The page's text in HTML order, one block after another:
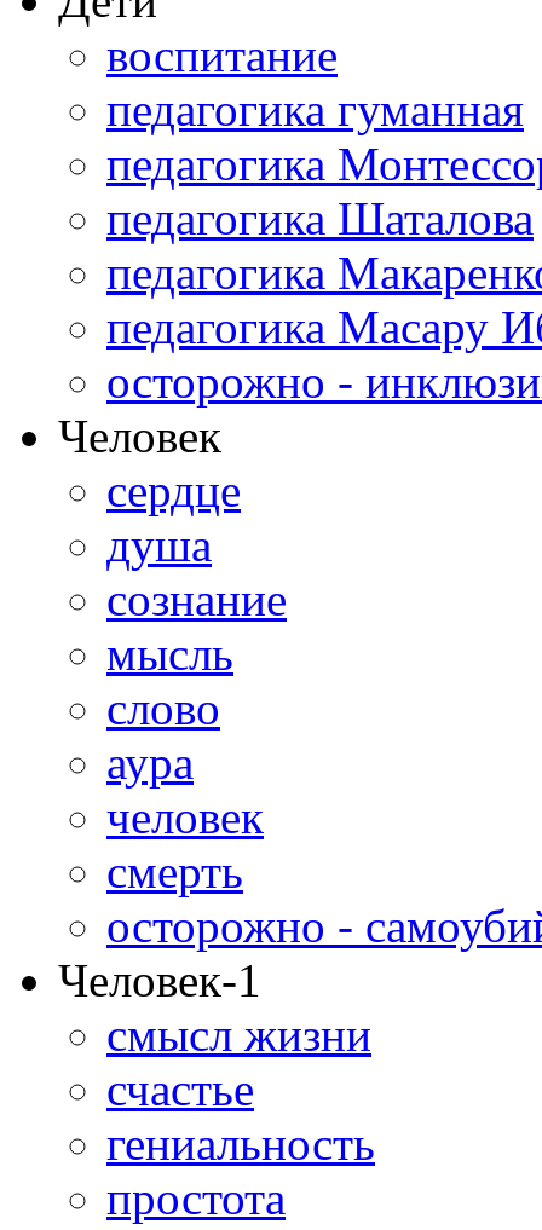
воспитание
педагогика гуманная
педагогика
педагогика Шаталова
педагогика
педагогика Масару
осторожно -
Человек
сердце
душа
сознание
мысль
слово
аура
человек
смерть
осторожно -
Человек-1
смысл жизни
счастье
гениальность
простота